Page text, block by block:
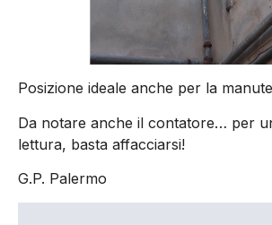
Posizione ideale anche per la
Da notare anche il contatore… per
lettura, basta affacciarsi!
G.P. Palermo